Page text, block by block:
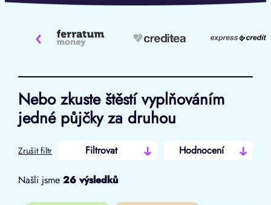
‹
Nebo zkuste štěstí vyplňováním
jedné půjčky za druhou
Zrušit filtr Filtrovat Hodnocení
Našli jsme26 výsledků